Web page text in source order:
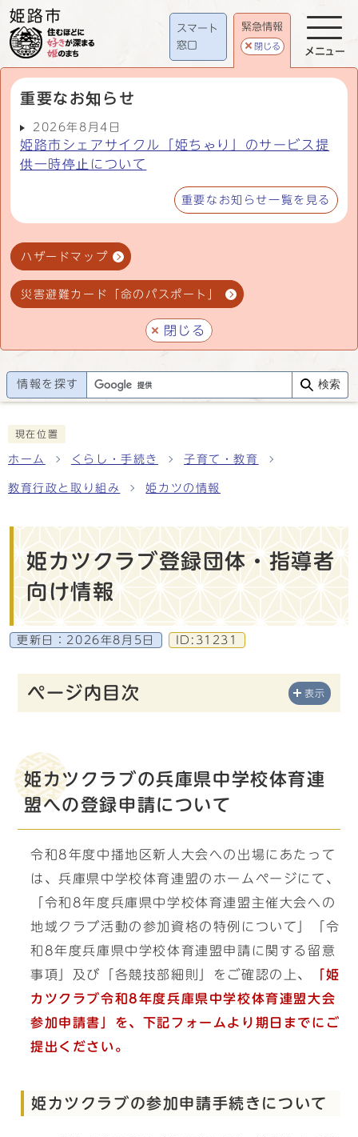
スマート
窓口
緊急情報
閉じる
重要なお知らせ
2026年8月4日
姫路市シェアサイクル「姫ちゃり」のサービス提
供一時停止について
重要なお知らせ一覧を見る
ハザードマップ
災害避難カード「命のパスポート」
閉じる
メニュー
情報を探す 検索
現在位置
ホーム くらし・手続き 子育て・教育
教育行政と取り組み 姫カツの情報
姫カツクラブ登録団体・指導者
向け情報
更新日： 2026年8月5日 ID:31231
ページ内目次 表示
姫カツクラブの兵庫県中学校体育連
盟への登録申請について
令和8年度中播地区新人大会への出場にあたって
は、兵庫県中学校体育連盟のホームページにて、
「令和8年度兵庫県中学校体育連盟主催大会への
地域クラブ活動の参加資格の特例について」「令
和8年度兵庫県中学校体育連盟申請に関する留意
事項」及び「各競技部細則」をご確認の上、
「姫
カツクラブ令和8年度兵庫県中学校体育連盟大会
参加申請書」を、下記フォームより期日 までにご
提出ください。
姫カツクラブの参加申請手続きについて